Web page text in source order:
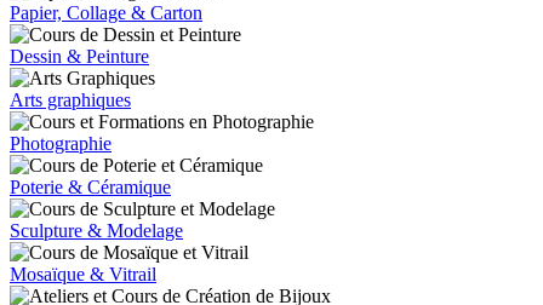
Papier, Collage & Carton
Dessin & Peinture
Arts graphiques
Photographie
Poterie & Céramique
Sculpture & Modelage
Mosaïque & Vitrail